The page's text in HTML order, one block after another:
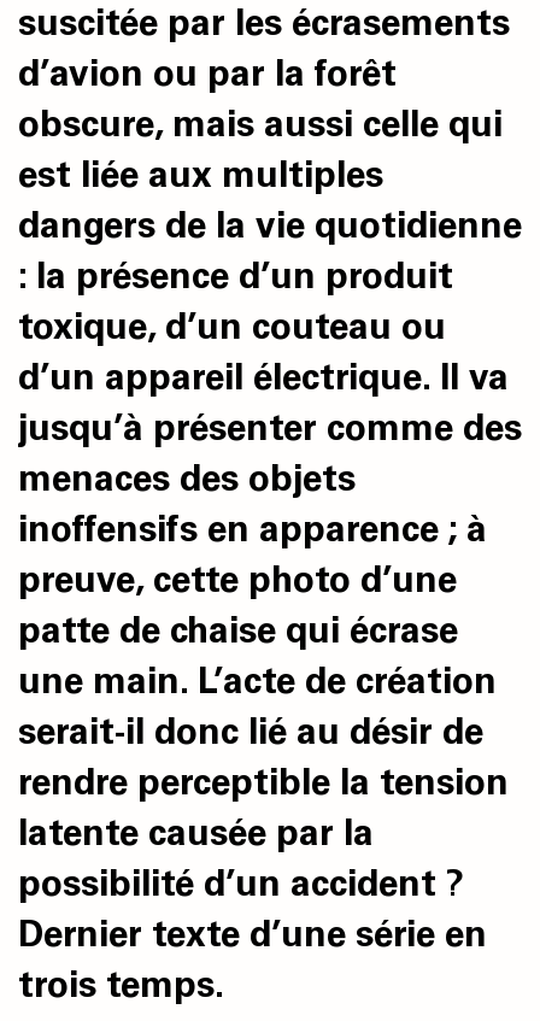
suscitée par les écrasements
d’avion ou par la forêt
obscure, mais aussi celle qui
est liée aux multiples
dangers de la vie quotidienne
: la présence d’un produit
toxique, d’un couteau ou
d’un appareil électrique. Il va
jusqu’à présenter comme des
menaces des objets
inoffensifs en apparence ; à
preuve, cette photo d’une
patte de chaise qui écrase
une main. L’acte de création
serait-il donc lié au désir de
rendre perceptible la tension
latente causée par la
possibilité d’un accident ?
Dernier texte d’une série en
trois temps.